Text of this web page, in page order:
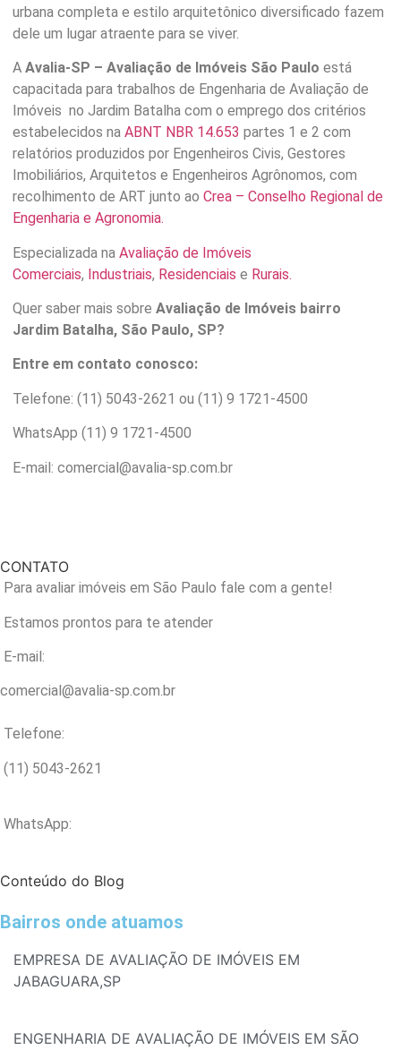
urbana completa e estilo arquitetônico diversificado fazem
dele um lugar atraente para se viver.
A Avalia-SP – Avaliação de Imóveis São Paulo está
capacitada para trabalhos de Engenharia de Avaliação de
Imóveis no Jardim Batalha com o emprego dos critérios
estabelecidos na ABNT NBR 14.653 partes 1 e 2 com
relatórios produzidos por Engenheiros Civis, Gestores
Imobiliários, Arquitetos e Engenheiros Agrônomos, com
recolhimento de ART junto ao Crea – Conselho Regional de
Engenharia e Agronomia.
Especializada na Avaliação de Imóveis
Comerciais, Industriais, Residenciais e Rurais.
Quer saber mais sobre Avaliação de Imóveis bairro
Jardim Batalha, São Paulo, SP?
Entre em contato conosco:
Telefone: (11) 5043-2621 ou (11) 9 1721-4500
WhatsApp (11) 9 1721-4500
E-mail: comercial@avalia-sp.com.br
CONTATO
Para avaliar imóveis em São Paulo fale com a gente!
Estamos prontos para te atender
E-mail:
comercial@avalia-sp.com.br
Telefone:
(11) 5043-2621
WhatsApp:
Conteúdo do Blog
Bairros onde atuamos
EMPRESA DE AVALIAÇÃO DE IMÓVEIS EM
JABAGUARA,SP
ENGENHARIA DE AVALIAÇÃO DE IMÓVEIS EM SÃO